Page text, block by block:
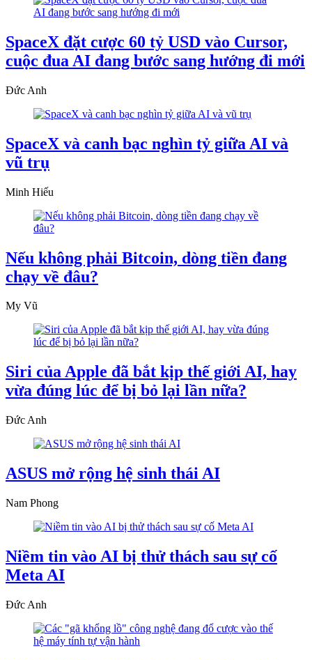
SpaceX đặt cược 60 tỷ USD vào Cursor,
cuộc đua AI đang bước sang hướng đi mới
Đức Anh
SpaceX và canh bạc nghìn tỷ giữa AI và
vũ trụ
Minh Hiếu
Nếu không phải Bitcoin, dòng tiền đang
chạy về đâu?
My Vũ
Siri của Apple đã bắt kịp thế giới AI, hay
vừa đúng lúc để bị bỏ lại lần nữa?
Đức Anh
ASUS mở rộng hệ sinh thái AI
Nam Phong
Niềm tin vào AI bị thử thách sau sự cố
Meta AI
Đức Anh